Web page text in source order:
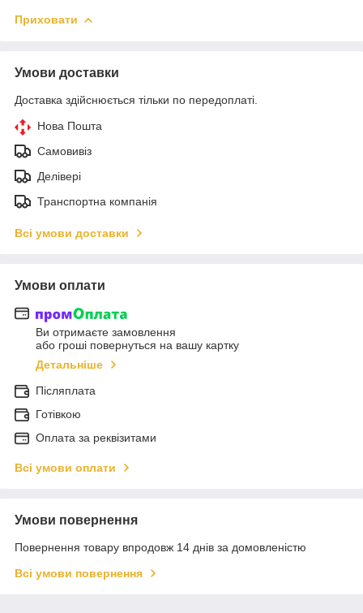
Приховати
Умови доставки
Доставка здійснюється тільки по передоплаті.
Нова Пошта
Самовивіз
Делівері
Транспортна компанія
Всі умови доставки
Умови оплати
Ви отримаєте замовлення
або гроші повернуться на вашу картку
Детальніше
Післяплата
Готівкою
Оплата за реквізитами
Всі умови оплати
Умови повернення
Повернення товару впродовж 14 днів за домовленістю
Всі умови повернення